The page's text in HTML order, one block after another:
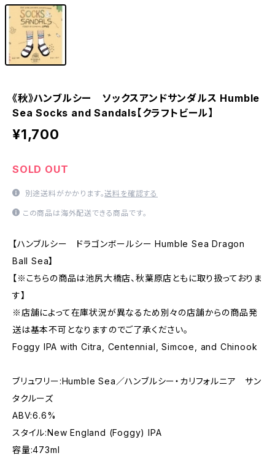
《秋》ハンブルシー ソックスアンドサンダルス Humble
Sea Socks and Sandals【クラフトビール】
¥1,700
SOLD OUT
別途送料がかかります。送料を確認する
この商品は海外配送できる商品です。
【ハンブルシー ドラゴンボールシー Humble Sea Dragon
Ball Sea】
【※こちらの商品は池尻大橋店、秋葉原店ともに取り扱っておりま
す】
※店舗によって在庫状況が異なるため別々の店舗からの商品発
送は基本不可となりますのでご了承ください。
Foggy IPA with Citra, Centennial, Simcoe, and Chinook
ブリュワリー:Humble Sea／ハンブルシー・カリフォルニア サン
タクルーズ
ABV:6.6%
スタイル:New England (Foggy) IPA
容量:473ml